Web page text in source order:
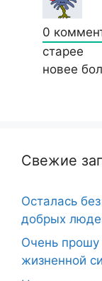
0
старее
новее
Свежие
Осталась
добрых
Очень прошу
жизненной